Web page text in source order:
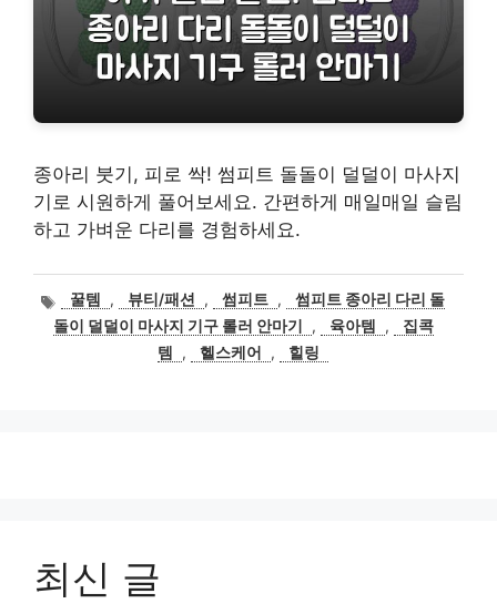
종아리 붓기, 피로 싹! 썸피트 돌돌이 덜덜이 마사지
기로 시원하게 풀어보세요. 간편하게 매일매일 슬림
하고 가벼운 다리를 경험하세요.
태
그
꿀템 , 뷰티/패션 , 썸피트 ,
썸피트 종아리 다리 돌
돌이 덜덜이 마사지 기구 롤러 안마기
, 육아템 ,
집콕
템
, 헬스케어 , 힐링
최신 글